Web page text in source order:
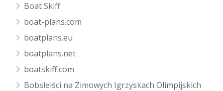
Boat Skiff
boat-plans.com
boatplans.eu
boatplans.net
boatskiff.com
Bobsleiści na Zimowych Igrzyskach Olimpijskich